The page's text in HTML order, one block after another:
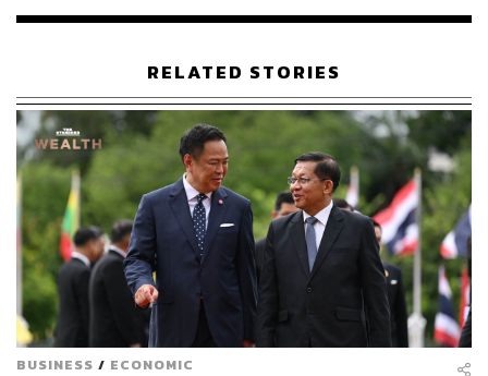
แข่งขันของรถยนต์ไฟฟ้าที่โยกงบไปทำกิจกรรม On-ground,
สองที่ล้นตลาดกระทบการตัดสินใจซื้อรถใหม่
อุตสาหกรรมอื่นที่น่าจับตา ได้แก่ เครื่องสำอาง (Cosmetics)
ที่โตก้าวกระโดด 48% แตะ 1,295 ล้านบาท และร้านอาหาร
(Food Outlets & Restaurants) ที่โต 36% ขึ้นมาที่ 1,114 ล้าน
บาท
ฝั่งการเงินมีการเปลี่ยนแปลงน่าสนใจ โดยธนาคาร, ประกัน
และบริการทางการเงินลดงบดิจิทัลลง สวนทางกับบัตรเครดิต
และเดบิตที่โต 37% และผู้ให้บริการนอกระบบธนาคาร (Non-
Bank) ที่โต 36% สะท้อนการขยายตัวของผลิตภัณฑ์การเงิน
รูปแบบใหม่
RELATED STORIES
BUSINESS / ECONOMIC